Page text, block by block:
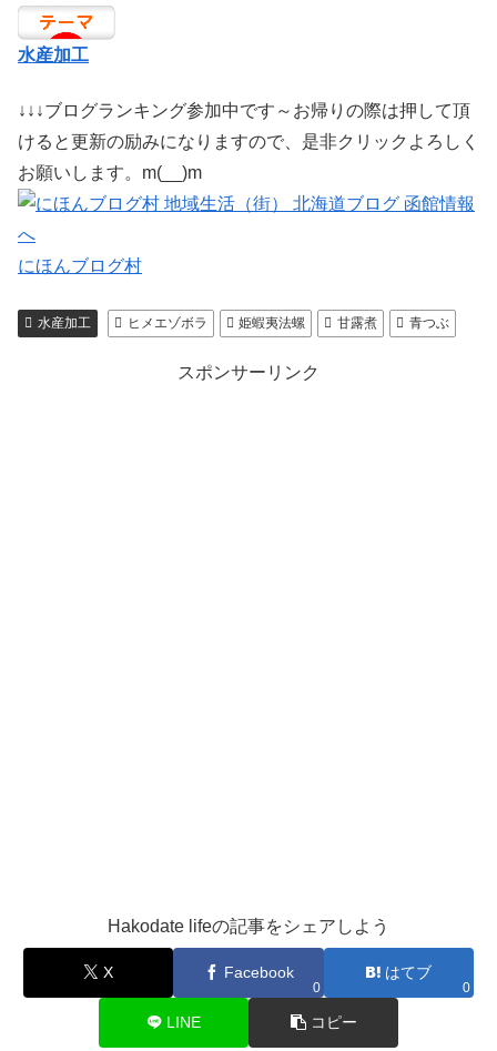
水産加工
↓↓↓ブログランキング参加中です～お帰りの際は押して頂
けると更新の励みになりますので、是非クリックよろしく
お願いします。m(__)m
にほんブログ村
水産加工 ヒメエゾボラ 姫蝦夷法螺 甘露煮 青つぶ
スポンサーリンク
Hakodate lifeの記事をシェアしよう
X Facebook
0
はてブ
0
LINE コピー